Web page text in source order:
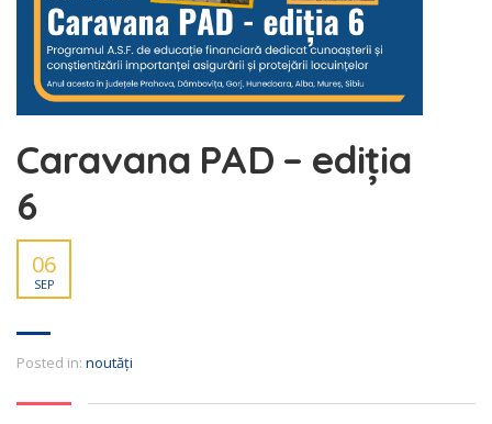
Caravana PAD – ediția
6
06
SEP
Posted in: noutăți